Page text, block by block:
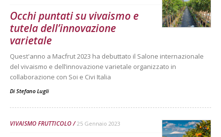
Occhi puntati su vivaismo e
tutela dell’innovazione
varietale
Quest'anno a Macfrut 2023 ha debuttato il Salone internazionale
del vivaismo e dell’innovazione varietale organizzato in
collaborazione con Soi e Civi Italia
Di Stefano Lugli
VIVAISMO FRUTTICOLO 25 Gennaio 2023